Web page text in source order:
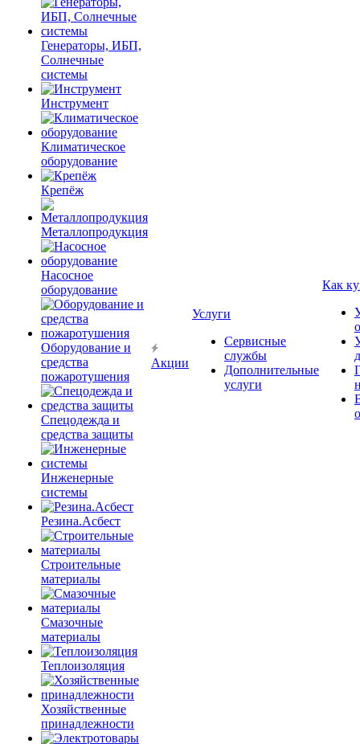
Генераторы, ИБП,
Солнечные
системы
Инструмент
Климатическое
оборудование
Крепёж
Металлопродукция
Насосное
оборудование
Оборудование и
средства
пожаротушения
Спецодежда и
средства защиты
Инженерные
системы
Резина.Асбест
Строительные
материалы
Смазочные
материалы
Теплоизоляция
Хозяйственные
принадлежности
Акции
Услуги
Сервисные
службы
Дополнительные
услуги
Как